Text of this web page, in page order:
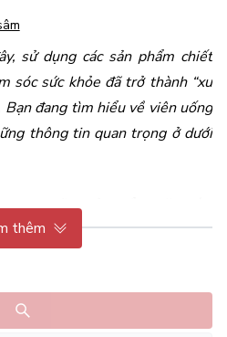
sử dụng các sản phẩm chiết
sóc sức khỏe đã trở thành “xu
đang tìm hiểu về viên uống
thông tin quan trọng ở dưới
thêm